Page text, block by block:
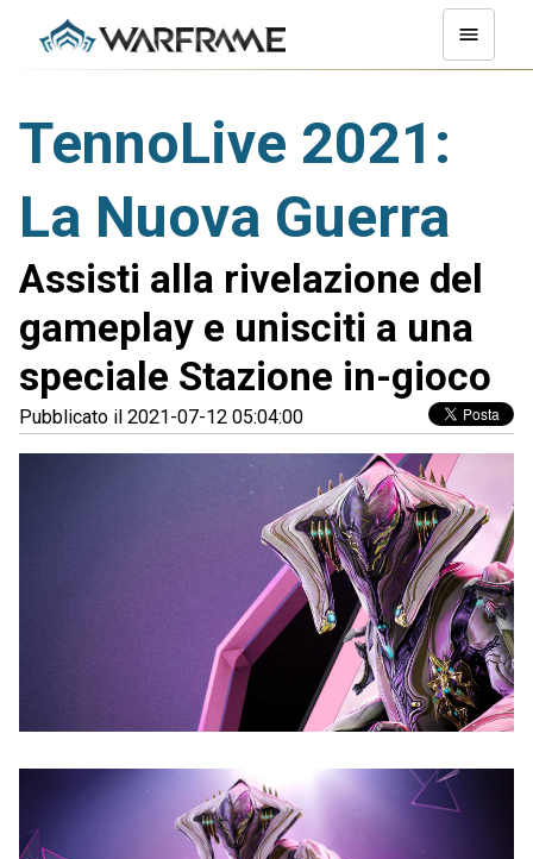
TennoLive 2021:
La Nuova Guerra
Assisti alla rivelazione del
gameplay e unisciti a una
speciale Stazione in-gioco
Pubblicato il 2021-07-12 05:04:00